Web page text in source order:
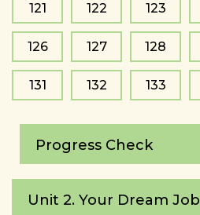
121 122 123
126 127 128
131 132 133
Progress Check
Unit 2. Your Dream Job